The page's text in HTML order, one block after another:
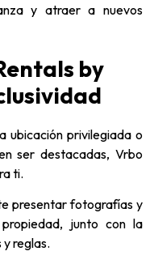
y atraer a nuevos
by
ubicación privilegiada o
ser destacadas, Vrbo
ti.
presentar fotografías y
junto con la
reglas.